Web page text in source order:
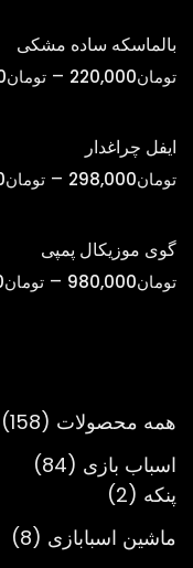
بالماسکه ساده مشکی
تومان220,000
– تومان
ایفل چراغدار
تومان298,000
– تومان
گوی موزیکال پمپی
تومان980,000
– تومان
همه محصولات
158
اسباب بازی 84
84
پنکه 2
2
محصول
ماشین اسبابازی 8
8